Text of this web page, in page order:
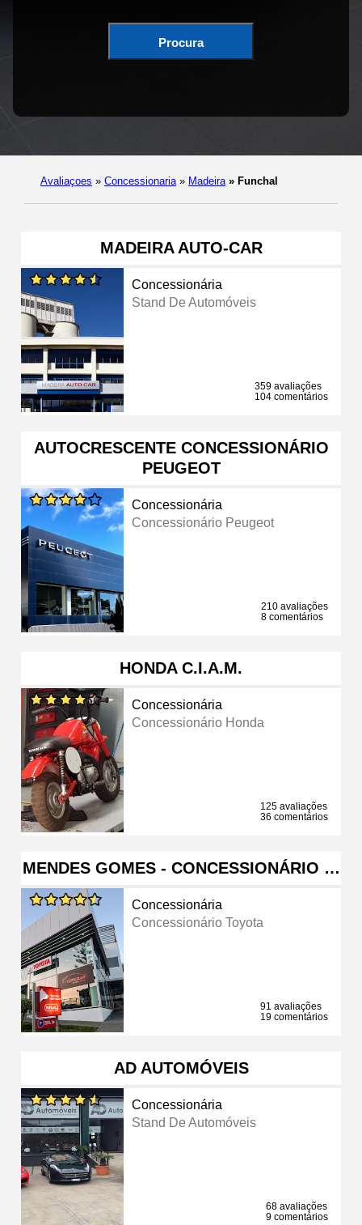
Procura
Avaliaçoes » Concessionaria » Madeira » Funchal
MADEIRA AUTO-CAR
Concessionária
Stand De Automóveis
359 avaliações
104 comentários
AUTOCRESCENTE CONCESSIONÁRIO
PEUGEOT
Concessionária
Concessionário Peugeot
210 avaliações
8 comentários
HONDA C.I.A.M.
Concessionária
Concessionário Honda
125 avaliações
36 comentários
MENDES GOMES - CONCESSIONÁRIO …
Concessionária
Concessionário Toyota
91 avaliações
19 comentários
AD AUTOMÓVEIS
Concessionária
Stand De Automóveis
68 avaliações
9 comentários